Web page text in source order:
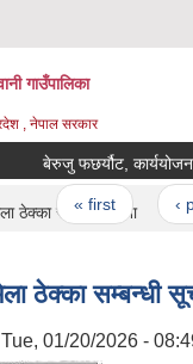
गाउँपालिका
, नेपाल सरकार
बेरुजु फछर्यौट, कार्ययोजना
Pages
« first ‹
ठेक्का सम्बन्धी सूचना
ठेक्का सम्बन्धी
Tue, 01/20/2026 -